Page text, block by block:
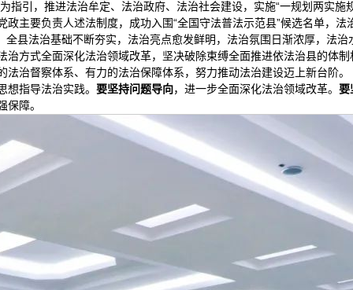
指引，推进法治牟定、法治政府、法治社会建设，实施“一规划两实施
主要负责人述法制度，成功入围“全国守法普法示范县”候选名单，
全县法治基础不断夯实，法治亮点愈发鲜明，法治氛围日渐浓厚，法治
治方式全面深化法治领域改革，坚决破除束缚全面推进依法治县的体
治督察体系、有力的法治保障体系，努力推动法治建设迈上新台阶。
想指导法治实践。 要坚持问题导向，进一步全面深化法治领域改革。 要
障。